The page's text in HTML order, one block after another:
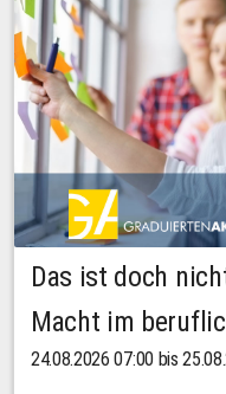
Das ist doch
Macht im
24.08.2026 07:00 bis